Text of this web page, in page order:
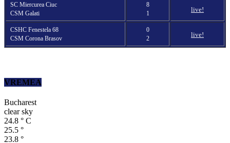
SC Miercurea Ciuc
CSM Galati
8
1
live!
CSHC Fenestela 68
CSM Corona Brasov
0
2
live!
VREMEA
Bucharest
clear sky
24.8 ° C
25.5 °
23.8 °